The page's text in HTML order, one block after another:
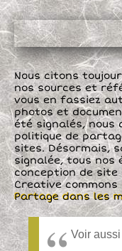
Nous citons
nos sources et
vous en fassiez
photos et
été signalés, nous
politique de
sites. Désormais,
signalée, tous nos
conception de
Creative
Partage dans les
Voir aussi